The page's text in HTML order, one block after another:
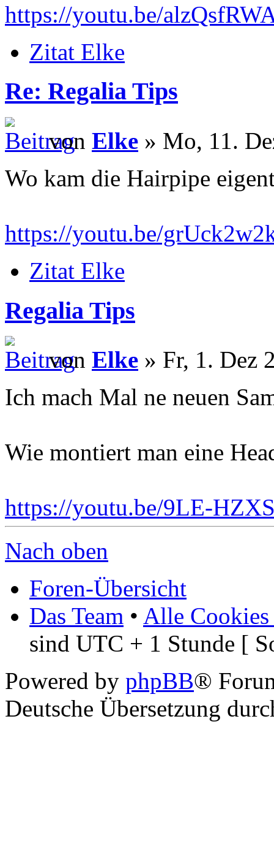
https://youtu.be/
Zitat Elke
Re: Regalia Tips
von Elke » Mo, 11.
Wo kam die Hairpipe
https://youtu.be/
Zitat Elke
Regalia Tips
von Elke » Fr, 1. Dez
Ich mach Mal ne neuen
Wie montiert man eine
https://youtu.be/9LE-
Nach oben
Foren-Übersicht
Das Team • Alle Cookies
sind UTC + 1 Stunde [
Powered by phpBB®
Deutsche Übersetzung